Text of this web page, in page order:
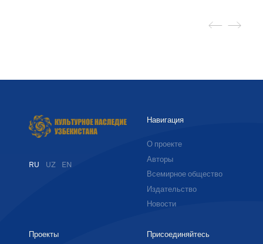
RU UZ EN
Навигация
О проекте
Авторы
Всемирное общество
Издательство
Новости
Проекты Присоединяйтесь